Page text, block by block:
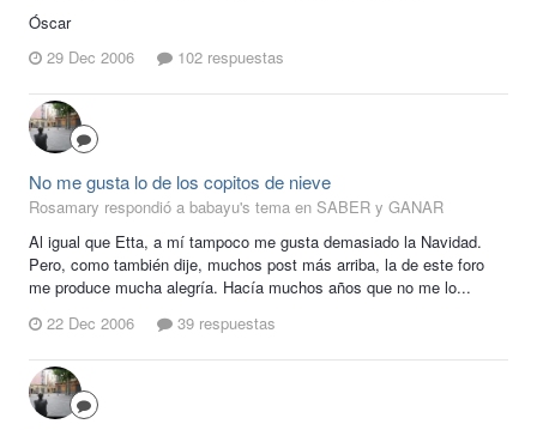
Óscar
29 Dec 2006
102 respuestas
No me gusta lo de los copitos de nieve
Rosamary respondió a babayu's tema en SABER y GANAR
Al igual que Etta, a mí tampoco me gusta demasiado la Navidad.
Pero, como también dije, muchos post más arriba, la de este foro
me produce mucha alegría. Hacía muchos años que no me lo...
22 Dec 2006
39 respuestas